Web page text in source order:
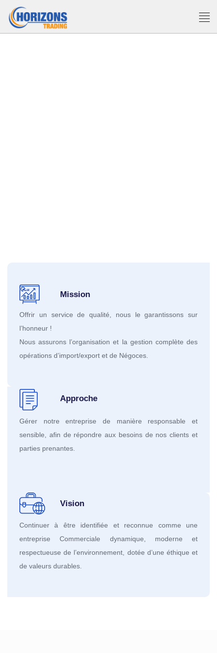
Mission
Offrir un service de qualité, nous le garantissons sur
l’honneur !
Nous assurons l’organisation et la gestion complète des
opérations d’import/export et de Négoces.
Approche
Gérer notre entreprise de manière responsable et
sensible, afin de répondre aux besoins de nos clients et
parties prenantes.
Vision
Continuer à être identifiée et reconnue comme une
entreprise Commerciale dynamique, moderne et
respectueuse de l’environnement, dotée d’une éthique et
de valeurs durables.